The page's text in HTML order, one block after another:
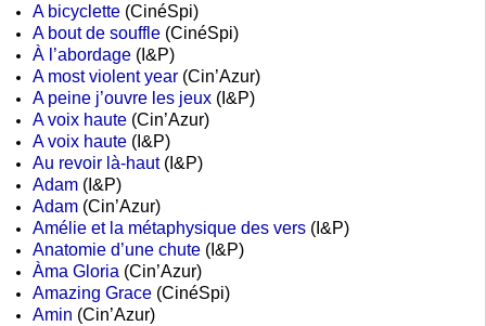
A bicyclette (CinéSpi)
A bout de souffle (CinéSpi)
À l’abordage (I&P)
A most violent year (Cin’Azur)
A peine j’ouvre les jeux (I&P)
A voix haute (Cin’Azur)
A voix haute (I&P)
Au revoir là-haut(I&P)
Adam (I&P)
Adam (Cin’Azur)
Amélie et la métaphysique des vers (I&P)
Anatomie d’une chute (I&P)
Àma Gloria (Cin’Azur)
Amazing Grace (CinéSpi)
Amin (Cin’Azur)